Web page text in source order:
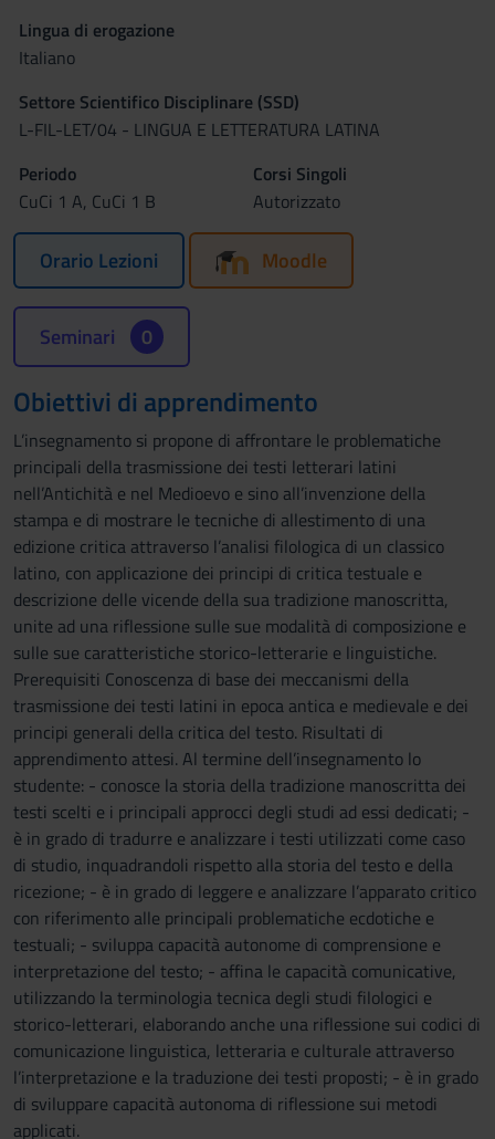
Lingua di erogazione
Italiano
Settore Scientifico Disciplinare (SSD)
L-FIL-LET/04 - LINGUA E LETTERATURA LATINA
Periodo
CuCi 1 A, CuCi 1 B
Corsi Singoli
Autorizzato
Orario Lezioni Moodle
Seminari 0
Obiettivi di apprendimento
L’insegnamento si propone di affrontare le problematiche
principali della trasmissione dei testi letterari latini
nell’Antichità e nel Medioevo e sino all’invenzione della
stampa e di mostrare le tecniche di allestimento di una
edizione critica attraverso l’analisi filologica di un classico
latino, con applicazione dei principi di critica testuale e
descrizione delle vicende della sua tradizione manoscritta,
unite ad una riflessione sulle sue modalità di composizione e
sulle sue caratteristiche storico-letterarie e linguistiche.
Prerequisiti Conoscenza di base dei meccanismi della
trasmissione dei testi latini in epoca antica e medievale e dei
principi generali della critica del testo. Risultati di
apprendimento attesi. Al termine dell’insegnamento lo
studente: - conosce la storia della tradizione manoscritta dei
testi scelti e i principali approcci degli studi ad essi dedicati; -
è in grado di tradurre e analizzare i testi utilizzati come caso
di studio, inquadrandoli rispetto alla storia del testo e della
ricezione; - è in grado di leggere e analizzare l’apparato critico
con riferimento alle principali problematiche ecdotiche e
testuali; - sviluppa capacità autonome di comprensione e
interpretazione del testo; - affina le capacità comunicative,
utilizzando la terminologia tecnica degli studi filologici e
storico-letterari, elaborando anche una riflessione sui codici di
comunicazione linguistica, letteraria e culturale attraverso
l’interpretazione e la traduzione dei testi proposti; - è in grado
di sviluppare capacità autonoma di riflessione sui metodi
applicati.